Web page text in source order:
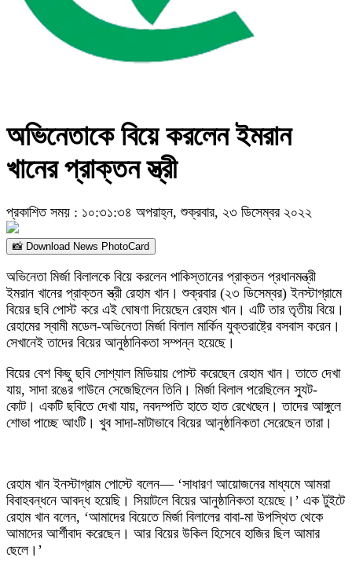
অভিনেতাকে বিয়ে করলেন ইমরান
খানের প্রাক্তন স্ত্রী
প্রকাশিত সময় : ১০:৩১:৩৪ অপরাহ্ন, শুক্রবার, ২৩ ডিসেম্বর ২০২২
📸 Download News PhotoCard
অভিনেতা মির্জা বিলালকে বিয়ে করলেন পাকিস্তানের প্রাক্তন প্রধানমন্ত্রী
ইমরান খানের প্রাক্তন স্ত্রী রেহাম খান। শুক্রবার (২৩ ডিসেম্বর) ইনস্টাগ্রামে
বিয়ের ছবি পোস্ট করে এই ঘোষণা দিয়েছেন রেহাম খান। এটি তার তৃতীয় বিয়ে।
রেহামের স্বামী মডেল-অভিনেতা মির্জা বিলাল মার্কিন যুক্তরাষ্ট্রে বসবাস করেন।
সেখানেই তাদের বিয়ের আনুষ্ঠানিকতা সম্পন্ন হয়েছে।
বিয়ের বেশ কিছু ছবি সোশ্যাল মিডিয়ায় পোস্ট করেছেন রেহাম খান। তাতে দেখা
যায়, সাদা রঙের গাউনে সেজেছিলেন তিনি। মির্জা বিলাল পরেছিলেন স্যুট-
কোট। একটি ছবিতে দেখা যায়, নবদম্পতি হাতে হাত রেখেছেন। তাদের আঙ্গুলে
শোভা পাচ্ছে আংটি। খুব সাদা-মাটাভাবে বিয়ের আনুষ্ঠানিকতা সেরেছেন তারা।
রেহাম খান ইনস্টাগ্রাম পোস্টে বলেন— ‘সাধারণ আয়োজনের মাধ্যমে আমরা
বিবাহবন্ধনে আবদ্ধ হয়েছি। সিয়াটলে বিয়ের আনুষ্ঠানিকতা হয়েছে।’ এক টুইটে
রেহাম খান বলেন, ‘আমাদের বিয়েতে মির্জা বিলালের বাবা-মা উপস্থিত থেকে
আমাদের আর্শীবাদ করেছেন। আর বিয়ের উকিল হিসেবে হাজির ছিল আমার
ছেলে।’